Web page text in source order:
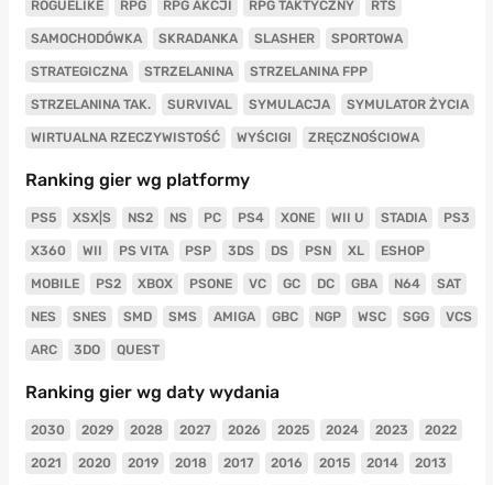
ROGUELIKE RPG RPG AKCJI RPG TAKTYCZNY RTS
SAMOCHODÓWKA SKRADANKA SLASHER SPORTOWA
STRATEGICZNA STRZELANINA STRZELANINA FPP
STRZELANINA TAK. SURVIVAL SYMULACJA SYMULATOR ŻYCIA
WIRTUALNA RZECZYWISTOŚĆ WYŚCIGI ZRĘCZNOŚCIOWA
Ranking gier wg platformy
PS5 XSX|S NS2 NS PC PS4 XONE WII U STADIA PS3
X360 WII PS VITA PSP 3DS DS PSN XL ESHOP
MOBILE PS2 XBOX PSONE VC GC DC GBA N64 SAT
NES SNES SMD SMS AMIGA GBC NGP WSC SGG VCS
ARC 3DO QUEST
Ranking gier wg daty wydania
2030 2029 2028 2027 2026 2025 2024 2023 2022
2021 2020 2019 2018 2017 2016 2015 2014 2013